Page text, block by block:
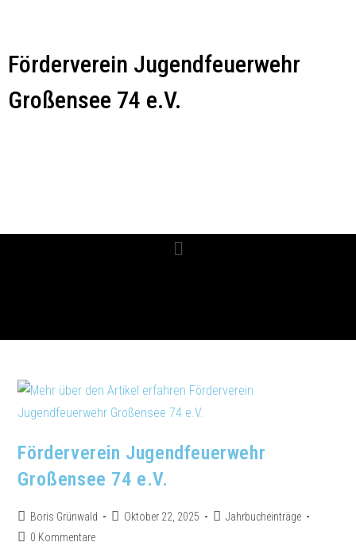
Förderverein Jugendfeuerwehr
Großensee 74 e.V.
Förderverein Jugendfeuerwehr
Großensee 74 e.V.
Boris Grünwald Oktober 22, 2025
Jahrbucheinträge
0 Kommentare